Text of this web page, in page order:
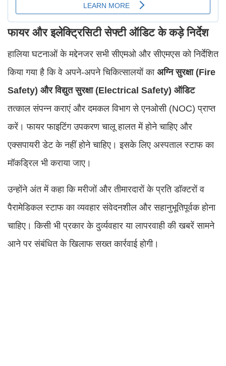
फायर और इलेक्ट्रिसिटी सेफ्टी ऑडिट के कड़े निर्देश
हालिया घटनाओं के मद्देनजर सभी सीएमओ और सीएमएस को निर्देशित
किया गया है कि वे अपने-अपने चिकित्सालयों का अग्नि सुरक्षा (Fire
Safety) और विद्युत सुरक्षा (Electrical Safety) ऑडिट
तत्काल संपन्न कराएं और दमकल विभाग से एनओसी (NOC) प्राप्त
करें। फायर फाइटिंग उपकरण चालू हालत में होने चाहिए और
एक्सपायरी डेट के नहीं होने चाहिए। इसके लिए अस्पताल स्टाफ का
मॉकड्रिल भी कराया जाए।
उन्होंने अंत में कहा कि मरीजों और तीमारदारों के प्रति डॉक्टरों व
पैरामेडिकल स्टाफ का व्यवहार संवेदनशील और सहानुभूतिपूर्वक होना
चाहिए। किसी भी प्रकार के दुर्व्यवहार या लापरवाही की खबरें सामने
आने पर संबंधित के खिलाफ सख्त कार्रवाई होगी।